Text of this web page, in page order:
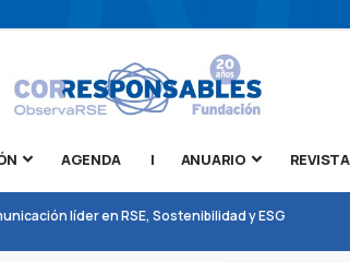
AGENDA | ANUARIO REVISTA
líder en RSE, Sostenibilidad y ESG